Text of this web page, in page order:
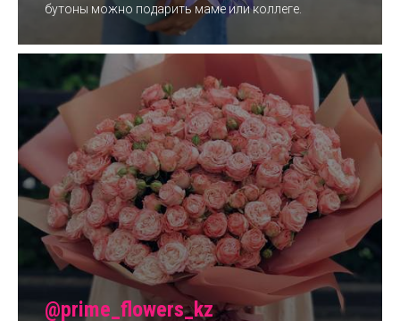
бутоны можно подарить маме или коллеге.
@prime_flowers_kz